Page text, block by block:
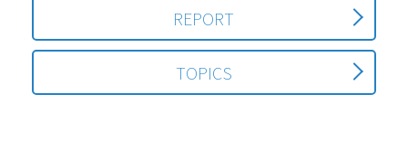
REPORT
TOPICS